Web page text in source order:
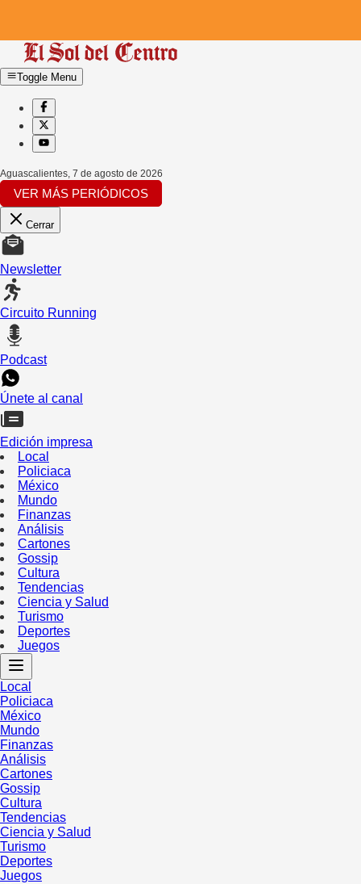
Toggle Menu
Aguascalientes, 7 de agosto de 2026
VER MÁS PERIÓDICOS
Cerrar
Newsletter
Circuito Running
Podcast
Únete al canal
Edición impresa
Local
Policiaca
México
Mundo
Finanzas
Análisis
Cartones
Gossip
Cultura
Tendencias
Ciencia y Salud
Turismo
Deportes
Juegos
Local
Policiaca
México
Mundo
Finanzas
Análisis
Cartones
Gossip
Cultura
Tendencias
Ciencia y Salud
Turismo
Deportes
Juegos